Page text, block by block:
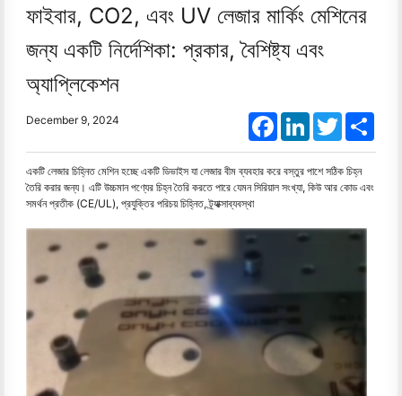
ফাইবার, CO2, এবং UV লেজার মার্কিং মেশিনের
জন্য একটি নির্দেশিকা: প্রকার, বৈশিষ্ট্য এবং
অ্যাপ্লিকেশন
December 9, 2024 FacebookLinkedInTwitter
একটি লেজার চিহ্নিত মেশিন হচ্ছে একটি ডিভাইস যা লেজার বীম ব্যবহার করে বস্তুর পাশে সঠিক চিহ্ন
তৈরি করার জন্য। এটি উচ্চমান পণ্যের চিহ্ন তৈরি করতে পারে যেমন সিরিয়াল সংখ্যা, কিউ আর কোড এবং
সমর্থন প্রতীক (CE/UL), প্রযুক্তির পরিচয় চিহ্নিত, ট্র্যাক্সাব্যবস্থা